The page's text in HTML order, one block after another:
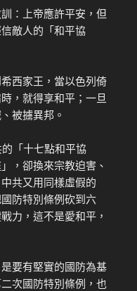
：上帝應許平安，但
敵人的「和平協
西家王，當以色列倚
，就得享和平；一旦
被擄異邦。
「十七點和平協
，卻換來宗教迫害、
共又用同樣虛假的
防特別條例砍到六
力，這不是愛和平，
要有堅實的國防為基
次國防特別條例，也